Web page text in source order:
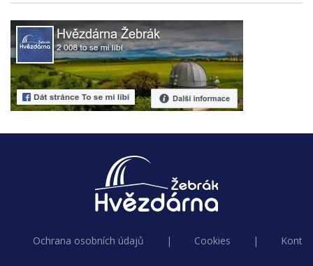
Ochrana osobních údajů | Cookies |